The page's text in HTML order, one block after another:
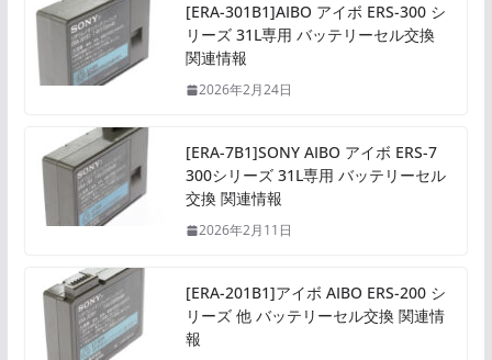
[ERA-301B1]AIBO アイボ ERS-300 シ
リーズ 31L専用 バッテリーセル交換
関連情報
2026年2月24日
[ERA-7B1]SONY AIBO アイボ ERS-7
300シリーズ 31L専用 バッテリーセル
交換 関連情報
2026年2月11日
[ERA-201B1]アイボ AIBO ERS-200 シ
リーズ 他 バッテリーセル交換 関連情
報